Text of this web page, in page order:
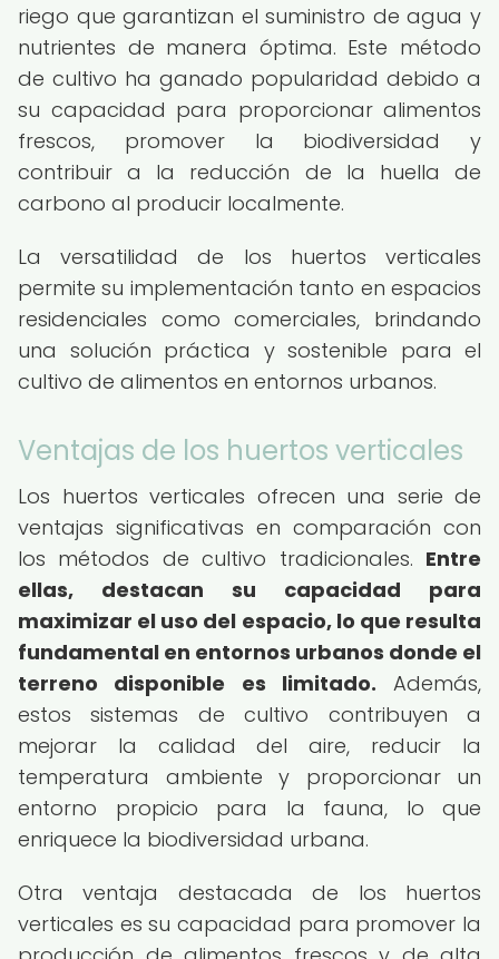
riego que garantizan el suministro de agua y
nutrientes de manera óptima. Este método
de cultivo ha ganado popularidad debido a
su capacidad para proporcionar alimentos
frescos, promover la biodiversidad y
contribuir a la reducción de la huella de
carbono al producir localmente.
La versatilidad de los huertos verticales
permite su implementación tanto en espacios
residenciales como comerciales, brindando
una solución práctica y sostenible para el
cultivo de alimentos en entornos urbanos.
Ventajas de los huertos verticales
Los huertos verticales ofrecen una serie de
ventajas significativas en comparación con
los métodos de cultivo tradicionales. Entre
ellas, destacan su capacidad para
maximizar el uso del espacio, lo que resulta
fundamental en entornos urbanos donde el
terreno disponible es limitado. Además,
estos sistemas de cultivo contribuyen a
mejorar la calidad del aire, reducir la
temperatura ambiente y proporcionar un
entorno propicio para la fauna, lo que
enriquece la biodiversidad urbana.
Otra ventaja destacada de los huertos
verticales es su capacidad para promover la